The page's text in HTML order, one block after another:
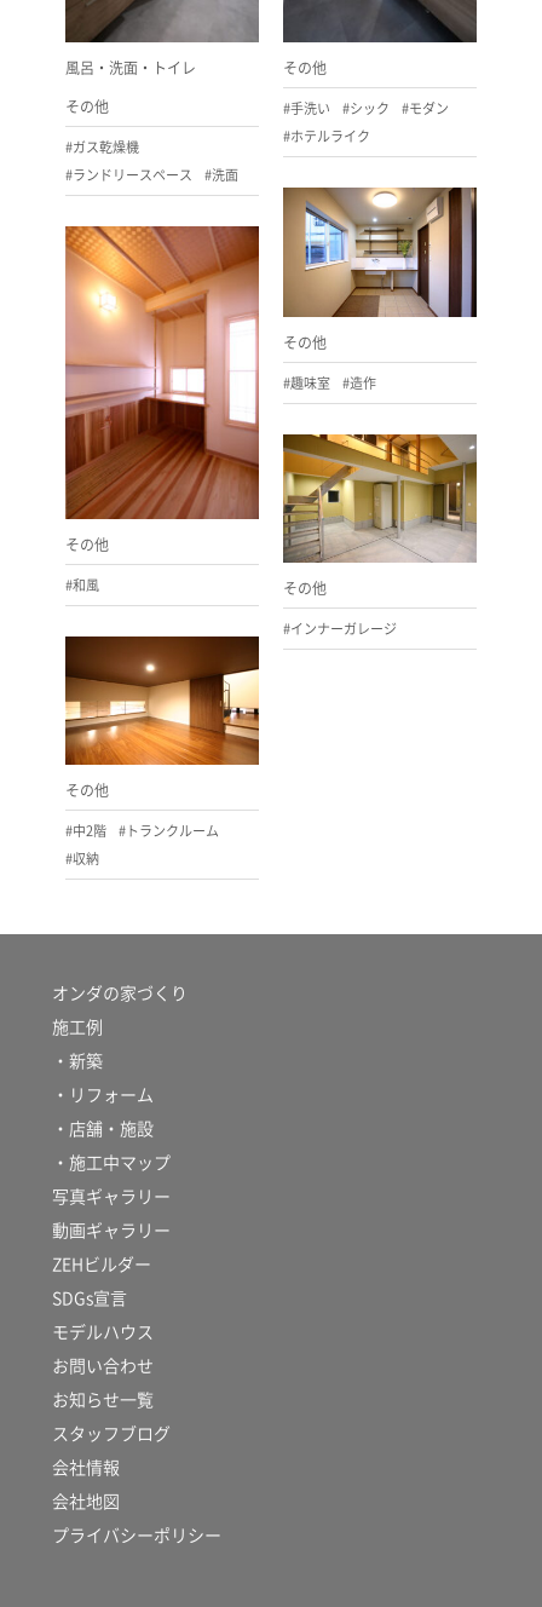
風呂・洗面・トイレ
その他
#ガス乾燥機
#ランドリースペース #洗面
その他
#手洗い #シック #モダン
#ホテルライク
その他
#趣味室 #造作
その他
#和風 その他
#インナーガレージ
その他
#中2階 #トランクルーム
#収納
オンダの家づくり
施工例
・新築
・リフォーム
・店舗・施設
・施工中マップ
写真ギャラリー
動画ギャラリー
ZEHビルダー
SDGs宣言
モデルハウス
お問い合わせ
お知らせ一覧
スタッフブログ
会社情報
会社地図
プライバシーポリシー